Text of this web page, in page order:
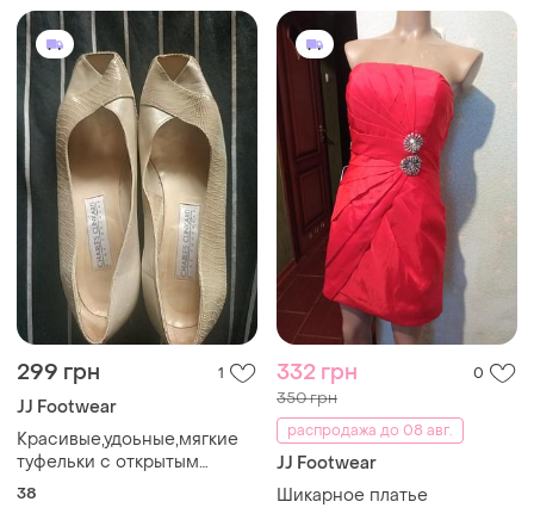
299 грн 1
JJ Footwear
Красивые,удоьные,мягкие
туфельки с открытым
носком
38
332 грн 0
350 грн
распродажа до 08 авг.
JJ Footwear
Шикарное платье